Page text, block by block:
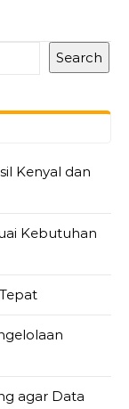
Search
Kenyal dan
Kebutuhan
agar Data